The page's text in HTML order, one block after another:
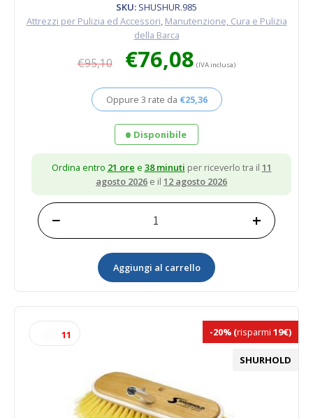
SKU: SHUSHUR.985
Attrezzi per Pulizia ed Accessori, Manutenzione, Cura e Pulizia
della Barca
€95,10
prezzo
era:
€95,10.
€76,08 prezzo
è:
€76,08.
(IVA inclusa)
Oppure 3 rate da €25,36
Disponibile
Ordina entro 21 ore e 38 minuti per riceverlo tra il 11
agosto 2026 e il 12 agosto 2026
Spazzola
ovale
in
poliestere
− +
Aggiungi al carrello
SHURHOLD
-20% (risparmi 19€)
11